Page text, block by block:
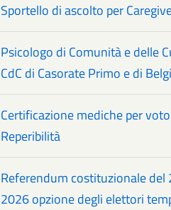
Sportello di ascolto per
Psicologo di Comunità e delle
CdC di Casorate Primo e di
Certificazione mediche per
Reperibilità
Referendum costituzionale del
2026 opzione degli elettori